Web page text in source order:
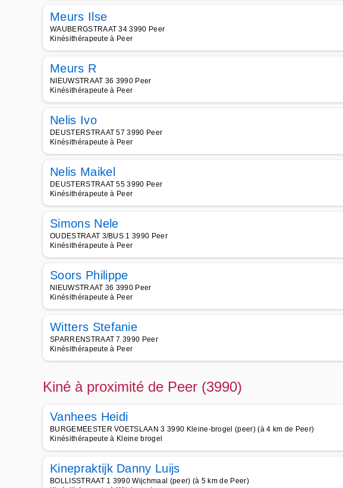
Meurs Ilse
WAUBERGSTRAAT 34 3990 Peer
Kinésithérapeute à Peer
Meurs R
NIEUWSTRAAT 36 3990 Peer
Kinésithérapeute à Peer
Nelis Ivo
DEUSTERSTRAAT 57 3990 Peer
Kinésithérapeute à Peer
Nelis Maikel
DEUSTERSTRAAT 55 3990 Peer
Kinésithérapeute à Peer
Simons Nele
OUDESTRAAT 3/BUS 1 3990 Peer
Kinésithérapeute à Peer
Soors Philippe
NIEUWSTRAAT 36 3990 Peer
Kinésithérapeute à Peer
Witters Stefanie
SPARRENSTRAAT 7 3990 Peer
Kinésithérapeute à Peer
Kiné à proximité de Peer (3990)
Vanhees Heidi
BURGEMEESTER VOETSLAAN 3 3990 Kleine-brogel (peer) (à 4 km de Peer)
Kinésithérapeute à Kleine brogel
Kinepraktijk Danny Luijs
BOLLISSTRAAT 1 3990 Wijchmaal (peer) (à 5 km de Peer)